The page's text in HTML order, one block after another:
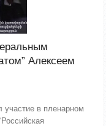
Алексеем
участие в пленарном